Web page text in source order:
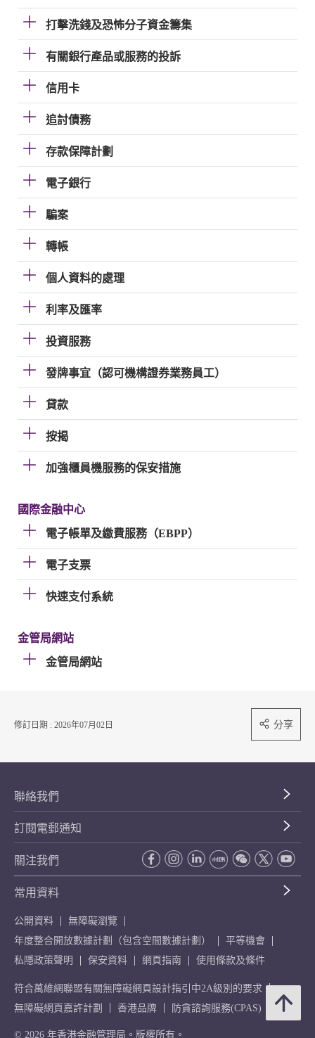
打擊洗錢及恐怖分子資金籌集
有關銀行產品或服務的投訴
信用卡
追討債務
存款保障計劃
電子銀行
騙案
轉帳
個人資料的處理
利率及匯率
投資服務
發牌事宜（認可機構證券業務員工）
貸款
按揭
加強櫃員機服務的保安措施
國際金融中心
電子帳單及繳費服務（EBPP）
電子支票
快速支付系統
金管局網站
金管局網站
修訂日期 : 2026年07月02日 分享
聯絡我們
訂閱電郵通知
關注我們
常用資料
公開資料
無障礙瀏覽
年度整合開放數據計劃（包含空間數據計劃）
平等機會
私隱政策聲明
保安資料 網頁指南 使用條款及條件
符合萬維網聯盟有關無障礙網頁設計指引中2A級別的要求
無障礙網頁嘉許計劃
香港品牌 防貪諮詢服務(CPAS)
© 2026 年香港金融管理局。版權所有。